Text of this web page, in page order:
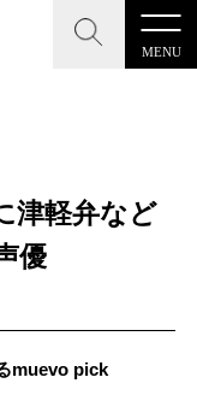
MENU
CLOSE
CLOSE
ディア
津軽弁など
優
muevo pick